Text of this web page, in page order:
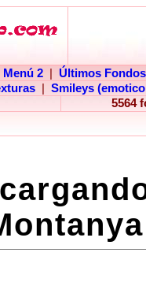
Menú 2
Últimos Fondos
Smileys
5564